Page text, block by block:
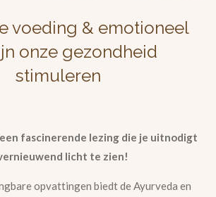
voeding & emotioneel
onze gezondheid
stimuleren
fascinerende lezing die je uitnodigt
licht te zien!
opvattingen biedt de Ayurveda en